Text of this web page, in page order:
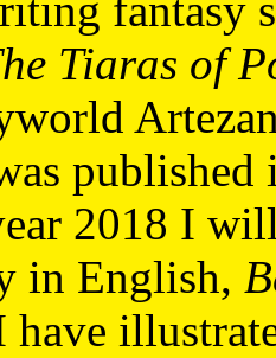
fantasy
Tiaras of
published
2018 I
in English,
have